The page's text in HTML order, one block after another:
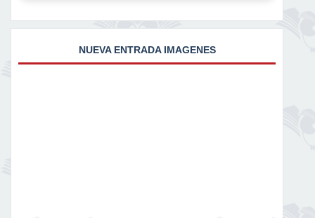
NUEVA ENTRADA IMAGENES